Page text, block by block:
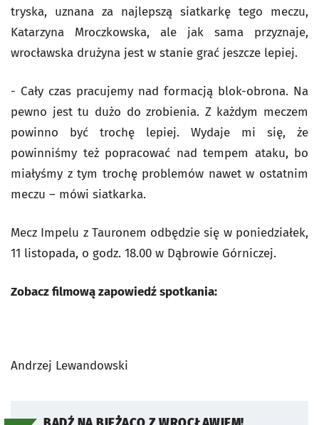
tryska, uznana za najlepszą siatkarkę tego meczu,
Katarzyna Mroczkowska, ale jak sama przyznaje,
wrocławska drużyna jest w stanie grać jeszcze lepiej.
- Cały czas pracujemy nad formacją blok-obrona. Na
pewno jest tu dużo do zrobienia. Z każdym meczem
powinno być trochę lepiej. Wydaje mi się, że
powinniśmy też popracować nad tempem ataku, bo
miałyśmy z tym trochę problemów nawet w ostatnim
meczu – mówi siatkarka.
Mecz Impelu z Tauronem odbędzie się w poniedziałek,
11 listopada, o godz. 18.00 w Dąbrowie Górniczej.
Zobacz filmową zapowiedź spotkania:
Andrzej Lewandowski